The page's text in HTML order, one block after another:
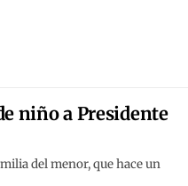
niño a Presidente
del menor, que hace un